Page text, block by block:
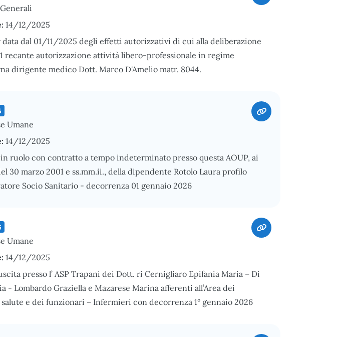
14/12/2025
data dal 01/11/2025 degli effetti autorizzativi di cui alla deliberazione
recante autorizzazione attività libero-professionale in regime
dirigente medico Dott. Marco D'Amelio matr. 8044.
Umane
14/12/2025
ruolo con contratto a tempo indeterminato presso questa AOUP, ai
30 marzo 2001 e ss.mm.ii., della dipendente Rotolo Laura profilo
Socio Sanitario - decorrenza 01 gennaio 2026
Umane
14/12/2025
presso l’ ASP Trapani dei Dott. ri Cernigliaro Epifania Maria – Di
- Lombardo Graziella e Mazarese Marina afferenti all’Area dei
e dei funzionari – Infermieri con decorrenza 1° gennaio 2026